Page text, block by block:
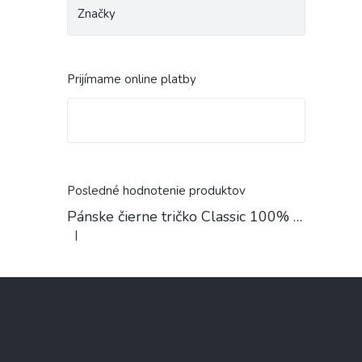
Značky
Prijímame online platby
Posledné hodnotenie produktov
Pánske čierne tričko Classic 100% Bavlna
Hodnotenie produktu je 4 z 5 hviezdičiek.
|